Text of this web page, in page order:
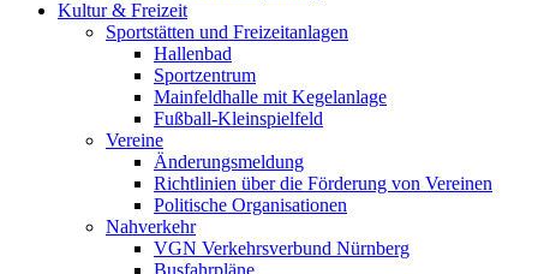
Kultur & Freizeit
Sportstätten und Freizeitanlagen
Hallenbad
Sportzentrum
Mainfeldhalle mit Kegelanlage
Fußball-Kleinspielfeld
Vereine
Änderungsmeldung
Richtlinien über die Förderung von Vereinen
Politische Organisationen
Nahverkehr
VGN Verkehrsverbund Nürnberg
Busfahrpläne